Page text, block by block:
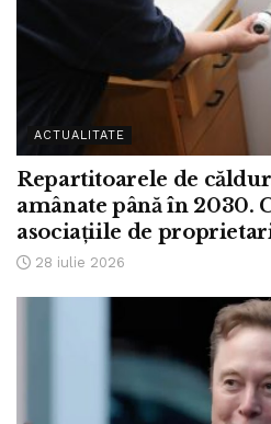
ACTUALITATE
Repartitoarele de
amânate până în 2030.
asociațiile de
28 iulie 2026